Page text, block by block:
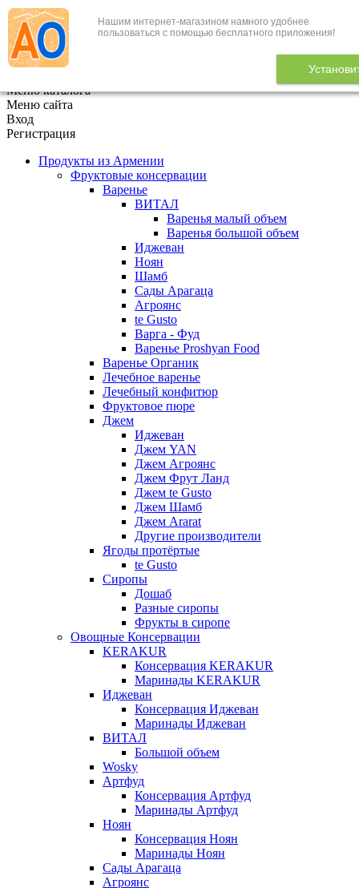
Нашим интернет-магазином намного удобнее
пользоваться с помощью бесплатного приложения!
+7 (495) 646-888-1
В корзине 0
Меню каталога
Меню сайта
Вход
Регистрация
Продукты из Армении
Фруктовые консервации
Варенье
ВИТАЛ
Варенья малый объем
Варенья большой объем
Иджеван
Ноян
Шамб
Сады Арагаца
Агроянс
te Gusto
Варга - Фуд
Варенье Proshyan Food
Варенье Органик
Лечебное варенье
Лечебный конфитюр
Фруктовое пюре
Джем
Иджеван
Джем YAN
Джем Агроянс
Джем Фрут Ланд
Джем te Gusto
Джем Шамб
Джем Ararat
Другие производители
Ягоды протёртые
te Gusto
Сиропы
Дошаб
Разные сиропы
Фрукты в сиропе
Овощные Консервации
KERAKUR
Консервация KERAKUR
Маринады KERAKUR
Иджеван
Консервация Иджеван
Маринады Иджеван
ВИТАЛ
Большой объем
Wosky
Артфуд
Консервация Артфуд
Маринады Артфуд
Ноян
Консервация Ноян
Маринады Ноян
Сады Арагаца
Агроянс